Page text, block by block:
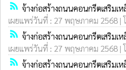
rss_feed จ้างก่อสร้างถนนคอนกรีตเสริม
เผยแพร่วันที่ : 27 พฤษภาคม 2568 |
rss_feed จ้างก่อสร้างถนนคอนกรีตเสริม
เผยแพร่วันที่ : 27 พฤษภาคม 2568 |
rss_feed จ้างก่อสร้างถนนคอนกรีตเสริม